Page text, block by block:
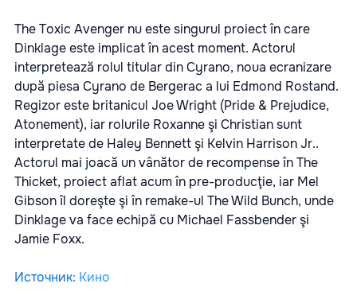
The Toxic Avenger nu este singurul proiect în care
Dinklage este implicat în acest moment. Actorul
interpretează rolul titular din Cyrano, noua ecranizare
după piesa Cyrano de Bergerac a lui Edmond Rostand.
Regizor este britanicul Joe Wright (Pride & Prejudice,
Atonement), iar rolurile Roxanne şi Christian sunt
interpretate de Haley Bennett şi Kelvin Harrison Jr..
Actorul mai joacă un vânător de recompense în The
Thicket, proiect aflat acum în pre-producţie, iar Mel
Gibson îl doreşte şi în remake-ul The Wild Bunch, unde
Dinklage va face echipă cu Michael Fassbender şi
Jamie Foxx.
Источник: Кино